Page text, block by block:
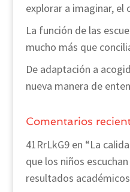
explorar a imaginar, el
La función de las
mucho más que
De adaptación a
nueva manera de
Comentarios
41RrLkG9en “La
que los niños
resultados